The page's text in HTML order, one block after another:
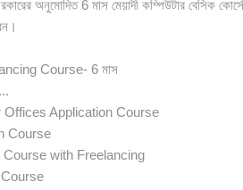
অনুমোদিত 6 মাস মেয়াদী কম্পিউটার বেসিক
Course- 6 মাস
Application Course
Course
with Freelancing